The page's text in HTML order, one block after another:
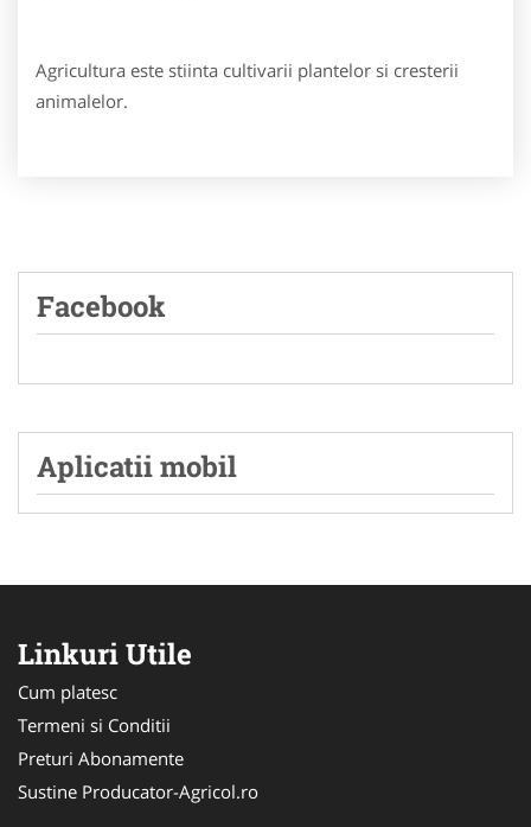
Agricultura este stiinta cultivarii plantelor si cresterii
animalelor.
Facebook
Aplicatii mobil
Linkuri Utile
Cum platesc
Termeni si Conditii
Preturi Abonamente
Sustine Producator-Agricol.ro